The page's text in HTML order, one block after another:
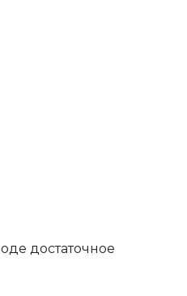
достаточное